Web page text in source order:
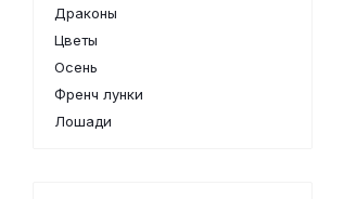
Драконы
Цветы
Осень
Френч лунки
Лошади